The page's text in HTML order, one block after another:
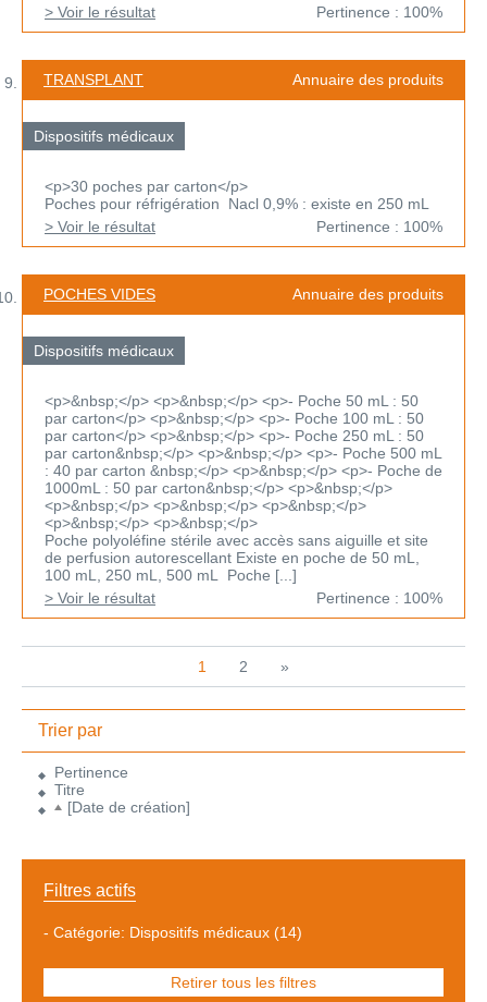
> Voir le résultat
Pertinence : 100%
TRANSPLANT Annuaire des produits
Dispositifs médicaux
<p>30 poches par carton</p>
Poches pour réfrigération Nacl 0,9% : existe en 250 mL
> Voir le résultat
Pertinence : 100%
POCHES VIDES Annuaire des produits
Dispositifs médicaux
<p>&nbsp;</p> <p>&nbsp;</p> <p>- Poche 50 mL : 50
par carton</p> <p>&nbsp;</p> <p>- Poche 100 mL : 50
par carton</p> <p>&nbsp;</p> <p>- Poche 250 mL : 50
par carton&nbsp;</p> <p>&nbsp;</p> <p>- Poche 500 mL
: 40 par carton &nbsp;</p> <p>&nbsp;</p> <p>- Poche de
1000mL : 50 par carton&nbsp;</p> <p>&nbsp;</p>
<p>&nbsp;</p> <p>&nbsp;</p> <p>&nbsp;</p>
<p>&nbsp;</p> <p>&nbsp;</p>
Poche polyoléfine stérile avec accès sans aiguille et site
de perfusion autorescellant Existe en poche de 50 mL,
100 mL, 250 mL, 500 mL Poche [...]
> Voir le résultat
Pertinence : 100%
1 2 »
Trier par
Pertinence
Titre
[Date de création]
Filtres actifs
- Catégorie: Dispositifs médicaux (14)
Retirer tous les filtres